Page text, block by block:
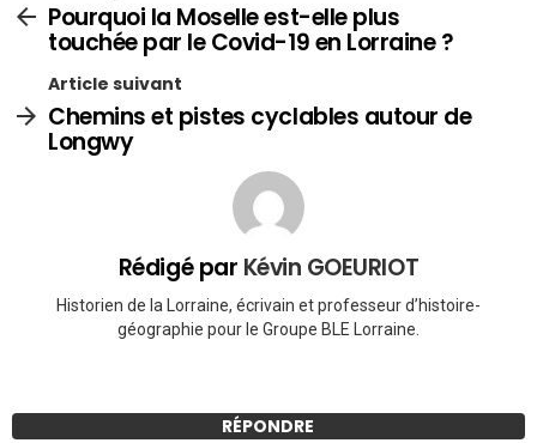
Pourquoi la Moselle est-elle plus
touchée par le Covid-19 en Lorraine ?
Article suivant
Chemins et pistes cyclables autour de
Longwy
Rédigé par Kévin GOEURIOT
Historien de la Lorraine, écrivain et professeur d’histoire-
géographie pour le Groupe BLE Lorraine.
RÉPONDRE